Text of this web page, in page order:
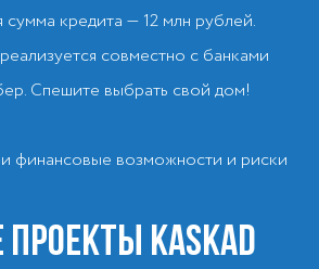
сумма кредита — 12 млн рублей.
совместно с банками
Спешите выбрать свой дом!
финансовые возможности и риски
KASKAD